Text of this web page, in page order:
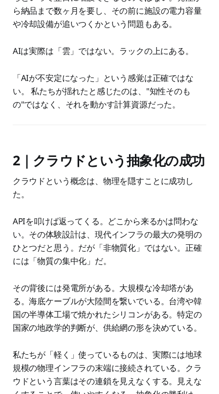
ら納品まで数ヶ月を要し、その前に施設の電力容量
や冷却設備が追いつくかという問題もある。
AIは実際は「雲」ではない。ラックの上にある。
「AIが不安定になった」という感覚は正確ではな
い。 私たちが揺れたと感じたのは、"知性そのも
の"ではなく、それを動かす計算資源だった。
2｜クラウドという抽象化の成功
クラウドという概念は、物理を隠すことに成功し
た。
APIを叩けば返ってくる。どこから来るかは問わな
い。その体験設計は、現代インフラの最大の発明の
ひとつだと思う。だが「非物質化」ではない。正確
には「物質の集中化」だ。
その背後には発電所がある。大規模な冷却塔があ
る。海底ケーブルが大陸間を繋いでいる。台湾や韓
国の半導体工場で焼かれたシリコンがある。特定の
国家の地政学的判断が、供給網の形を決めている。
私たちが「軽く」使っているものは、実際には地球
規模の物理インフラの末端に接続されている。クラ
ウドという言葉はその連鎖を見えなくする。見えな